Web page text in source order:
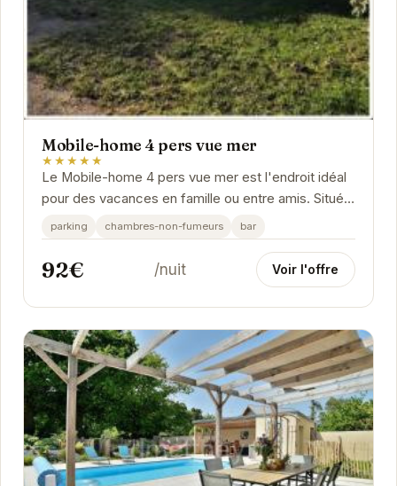
Mobile-home 4 pers vue mer
★★★★★
Le Mobile-home 4 pers vue mer est l'endroit idéal
pour des vacances en famille ou entre amis. Situé à
Saint-Cast-le-Guildo, ce logement offre tout...
parking chambres-non-fumeurs bar
92€ /nuit Voir l'offre